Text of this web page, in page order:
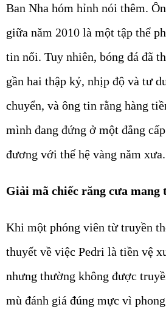
Ban Nha hóm hỉnh nói thêm.
giữa năm 2010 là một tập thể
tin nổi. Tuy nhiên, bóng đá đã
gần hai thập kỷ, nhịp độ và tư
chuyển, và ông tin rằng hàng
mình đang đứng ở một đẳng
đương với thế hệ vàng năm xưa.
Giải mã chiếc răng cưa mang
Khi một phóng viên từ truyền
thuyết về việc Pedri là tiền vệ
nhưng thường không được
mù đánh giá đúng mực vì